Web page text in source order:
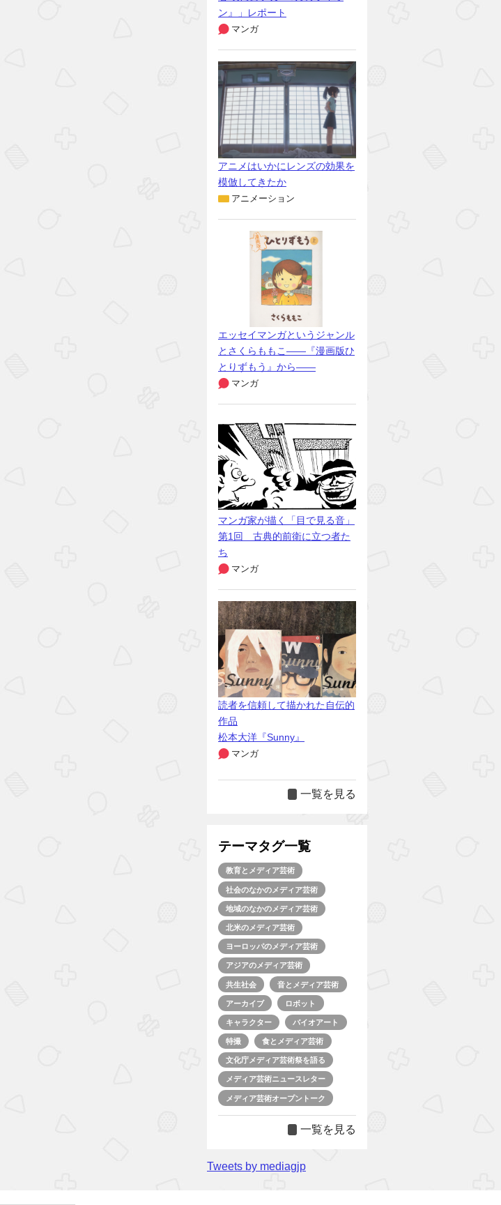
ン』」レポート
マンガ
アニメはいかにレンズの効果を
模倣してきたか
アニメーション
エッセイマンガというジャンル
とさくらももこ――『漫画版ひ
とりずもう』から――
マンガ
マンガ家が描く「目で見る音」
第1回 古典的前衛に立つ者た
ち
マンガ
読者を信頼して描かれた自伝的
作品
松本大洋『Sunny』
マンガ
一覧を見る
テーマタグ一覧
教育とメディア芸術
社会のなかのメディア芸術
地域のなかのメディア芸術
北米のメディア芸術
ヨーロッパのメディア芸術
アジアのメディア芸術
共生社会 音とメディア芸術
アーカイブ ロボット
キャラクター バイオアート
特撮 食とメディア芸術
文化庁メディア芸術祭を語る
メディア芸術ニュースレター
メディア芸術オープントーク
一覧を見る
Tweets by mediagjp